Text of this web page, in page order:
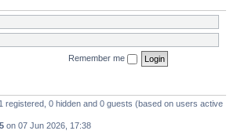
Remember me
registered, 0 hidden and 0 guests (based on users active
on 07 Jun 2026, 17:38